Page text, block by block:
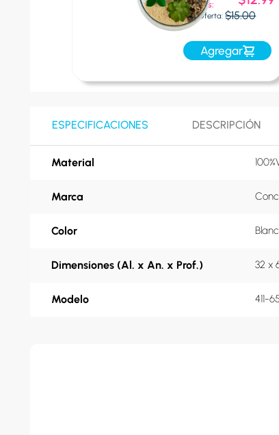
Oferta:$15.00
Express:
Agregar
ESPECIFICACIONES DESCRIPCIÓN
Material
Marca
Color
Dimensiones (Al. x An. x Prof.) 32 x
Modelo 411-